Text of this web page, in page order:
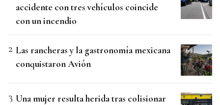
accidente con tres vehículos coincide
con un incendio
Las rancheras y la gastronomía mexicana
conquistaron Avión
Una mujer resulta herida tras colisionar